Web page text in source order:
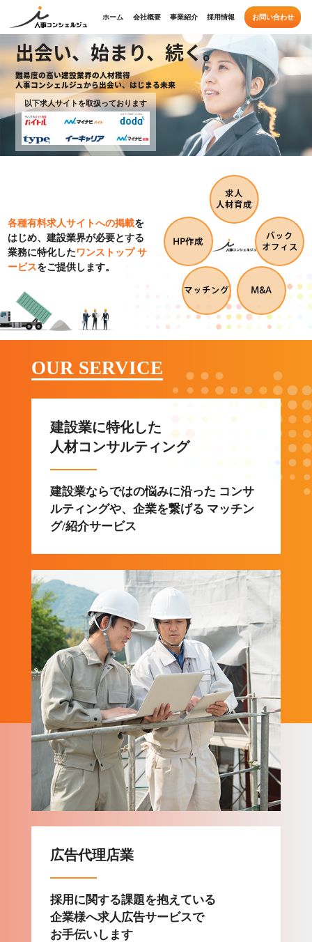
ホーム 会社概要 事業紹介 採用情報 お問い合わせ
出会い、始まり、続く。
難易度の高い建設業界の人材獲得
人事コンシェルジュから出会い、はじまる未来
以下求人サイトを取扱っております
各種有料求人サイトへの掲載を
はじめ、建設業界が必要とする
業務に特化したワンストップ サ
ービスをご提供します。
求人
人材育成
バック
オフィス
M&A
マッチング
HP作成
OUR SERVICE
建設業に特化した
人材コンサルティング
建設業ならではの悩みに沿った コンサ
ルティングや、企業を繋げる マッチン
グ/紹介サービス
広告代理店業
採用に関する課題を抱えている
企業様へ求人広告サービスで
お手伝いします